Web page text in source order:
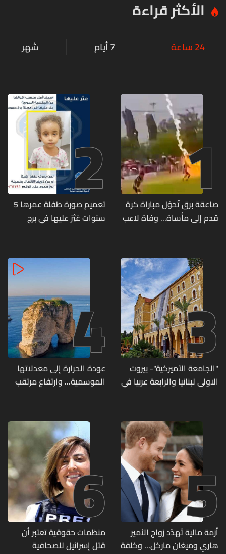
الأكثر قراءة
24 ساعة 7 أيام شهر
1
صاعقة برق تُحوّل مباراة كرة
قدم إلى مأساة... وفاة لاعب
2
تعميم صورة طفلة عمرها 5
سنوات عُثِرَ عليها في برج
3
"الجامعة الأميركية"- بيروت
الاولى لبنانيا والرابعة عربيا في
4
عودة الحرارة إلى معدلاتها
الموسمية... وارتفاع مرتقب
5
أزمة مالية تُهدّد زواج الأمير
هاري وميغان ماركل... وكلفة
6
منظمات حقوقية تعتبر أن
قتل إسرائيل للصحافية